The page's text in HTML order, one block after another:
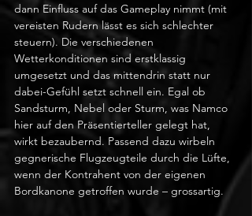
dann Einfluss auf das Gameplay nimmt (mit
vereisten Rudern lässt es sich schlechter
steuern). Die verschiedenen
Wetterkonditionen sind erstklassig
umgesetzt und das mittendrin statt nur
dabei-Gefühl setzt schnell ein. Egal ob
Sandsturm, Nebel oder Sturm, was Namco
hier auf den Präsentierteller gelegt hat,
wirkt bezaubernd. Passend dazu wirbeln
gegnerische Flugzeugteile durch die Lüfte,
wenn der Kontrahent von der eigenen
Bordkanone getroffen wurde – grossartig.